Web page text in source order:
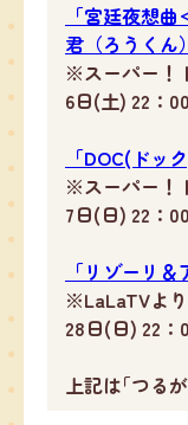
「宮廷夜想
君（ろうくん
※スーパー！
6日(土) 22：00
「DOC(ドッ
※スーパー！
7日(日) 22：00
「リゾーリ
※LaLaTVより
28日(日) 22：
上記は｢つる